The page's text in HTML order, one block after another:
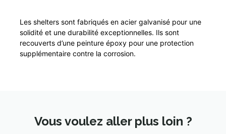
Les shelters sont fabriqués en acier galvanisé pour une
solidité et une durabilité exceptionnelles. Ils sont
recouverts d’une peinture époxy pour une protection
supplémentaire contre la corrosion.
Vous voulez aller plus loin ?